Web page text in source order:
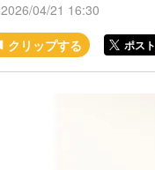
2026/04/21 16:30
ポスト